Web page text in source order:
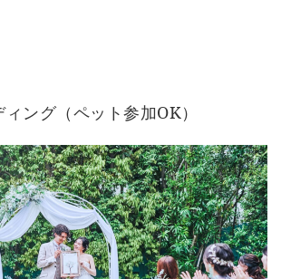
ング（ペット参加OK）